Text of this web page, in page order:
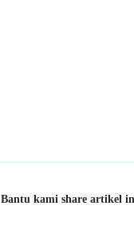
Bantu kami share artikel